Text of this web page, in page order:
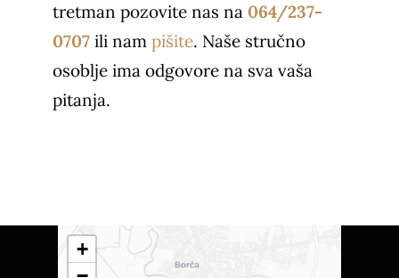
tretman pozovite nas na 064/237-
0707ili nam pišite. Naše stručno
osoblje ima odgovore na sva vaša
pitanja.
+